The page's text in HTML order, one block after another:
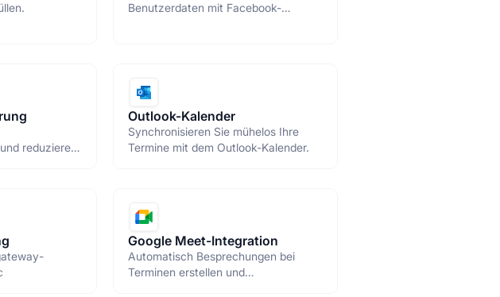
Benutzerdaten mit Facebook-
reduzieren
Outlook-Kalender
Synchronisieren Sie mühelos Ihre
Termine mit dem Outlook-Kalender.
Google Meet-Integration
Automatisch Besprechungen bei
Terminen erstellen und